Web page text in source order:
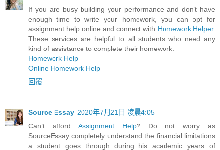
If you are busy building your performance and don’t have
enough time to write your homework, you can opt for
assignment help online and connect with Homework Helper.
These services are helpful to all students who need any
kind of assistance to complete their homework.
Homework Help
Online Homework Help
回覆
Source Essay 2020年7月21日 凌晨4:05
Can’t afford Assignment Help? Do not worry as
SourceEssay completely understand the financial limitations
a student goes through during his academic years of